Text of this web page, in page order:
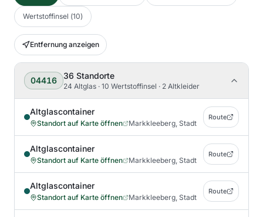
Wertstoffinsel (10)
Entfernung anzeigen
04416 36 Standorte
24 Altglas · 10 Wertstoffinsel · 2 Altkleider
Altglascontainer
Standort auf Karte öffnen Markkleeberg, Stadt
Route
Altglascontainer
Standort auf Karte öffnen Markkleeberg, Stadt
Route
Altglascontainer
Standort auf Karte öffnen Markkleeberg, Stadt
Route